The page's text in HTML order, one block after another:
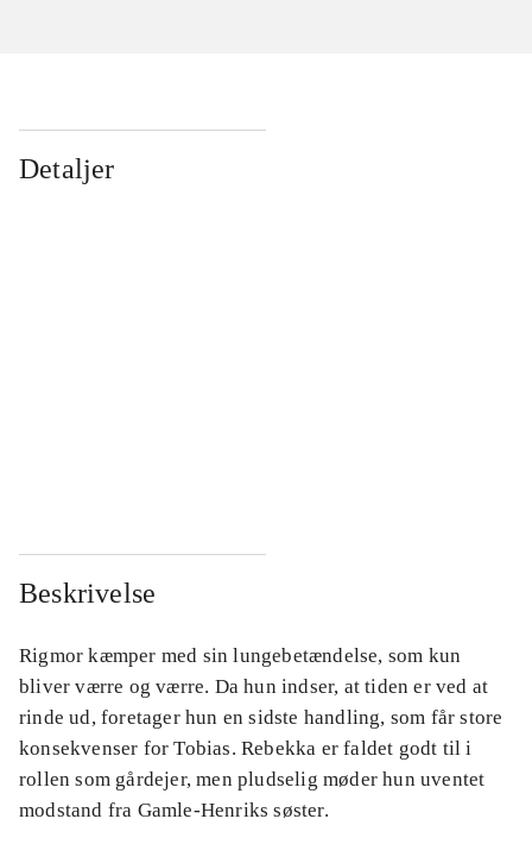
Detaljer
Beskrivelse
Rigmor kæmper med sin lungebetændelse, som kun
bliver værre og værre. Da hun indser, at tiden er ved at
rinde ud, foretager hun en sidste handling, som får store
konsekvenser for Tobias. Rebekka er faldet godt til i
rollen som gårdejer, men pludselig møder hun uventet
modstand fra Gamle-Henriks søster.